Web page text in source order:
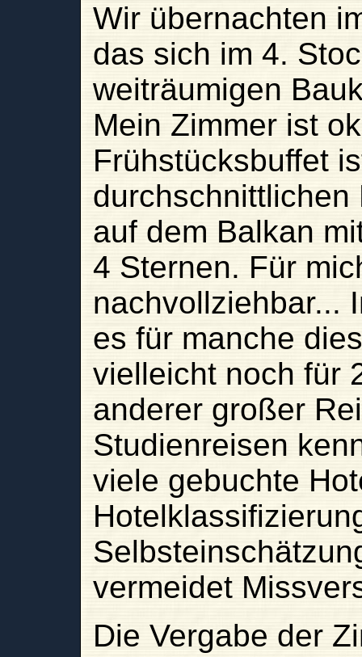
Wir übernachten
das sich im 4.
weiträumigen
Mein Zimmer ist
Frühstücksbuffet
auf dem Balkan
4 Sternen. Für
nachvollziehbar...
es für manche
vielleicht noch für
anderer großer
Studienreisen
viele gebuchte
vermeidet
Die Vergabe der